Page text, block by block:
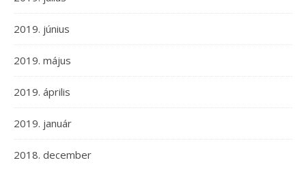
2019. június
2019. május
2019. április
2019. január
2018. december